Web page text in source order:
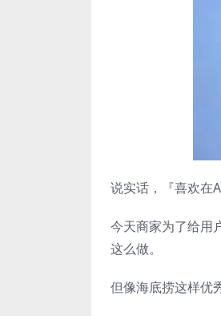
说实话，『喜欢在
今天商家为了给用
这么做。
但像海底捞这样优